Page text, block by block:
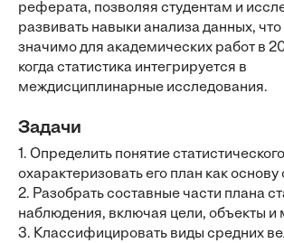
реферата, позволяя студентам и
развивать навыки анализа данных,
значимо для академических работ в
когда статистика интегрируется в
междисциплинарные исследования.
Задачи
1. Определить понятие
охарактеризовать его план как
2. Разобрать составные части плана
наблюдения, включая цели, объекты и
3. Классифицировать виды средних